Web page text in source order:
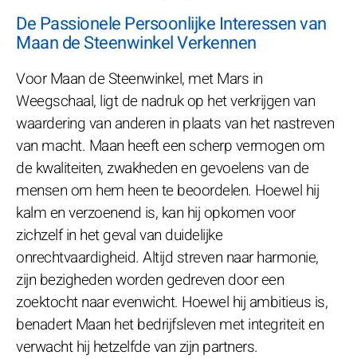
De Passionele Persoonlijke Interessen van
Maan de Steenwinkel Verkennen
Voor Maan de Steenwinkel, met Mars in
Weegschaal, ligt de nadruk op het verkrijgen van
waardering van anderen in plaats van het nastreven
van macht. Maan heeft een scherp vermogen om
de kwaliteiten, zwakheden en gevoelens van de
mensen om hem heen te beoordelen. Hoewel hij
kalm en verzoenend is, kan hij opkomen voor
zichzelf in het geval van duidelijke
onrechtvaardigheid. Altijd streven naar harmonie,
zijn bezigheden worden gedreven door een
zoektocht naar evenwicht. Hoewel hij ambitieus is,
benadert Maan het bedrijfsleven met integriteit en
verwacht hij hetzelfde van zijn partners.